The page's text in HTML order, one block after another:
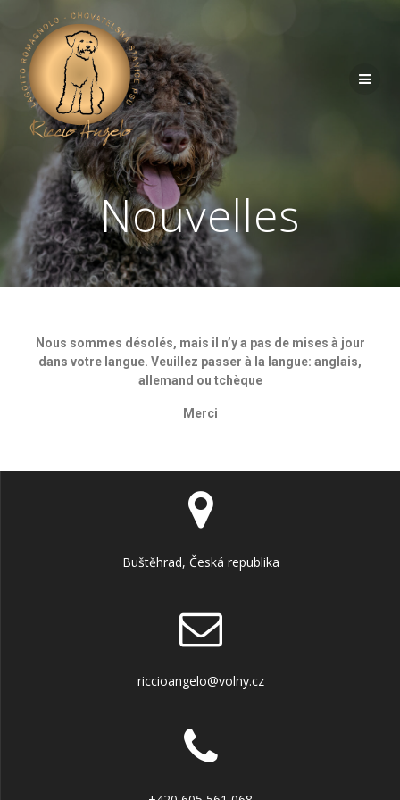
Nouvelles
Nous sommes désolés, mais il n’y a pas de mises à jour
dans votre langue. Veuillez passer à la langue: anglais,
allemand ou tchèque
Merci
Buštěhrad, Česká republika
riccioangelo@volny.cz